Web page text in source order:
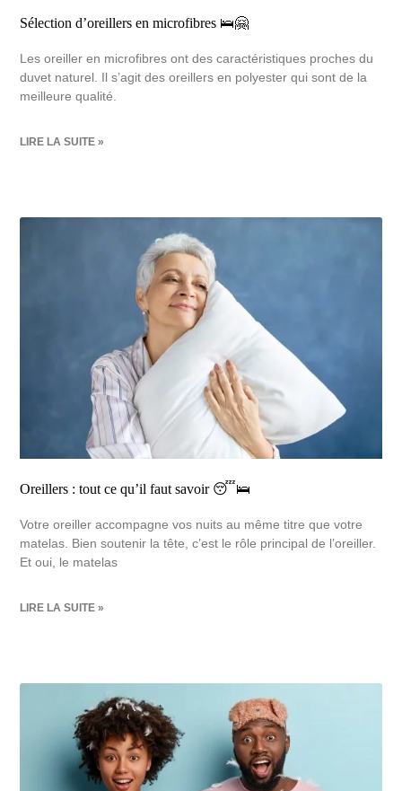
Sélection d’oreillers en microfibres 🛌🤗
Les oreiller en microfibres ont des caractéristiques proches du
duvet naturel. Il s’agit des oreillers en polyester qui sont de la
meilleure qualité.
LIRE LA SUITE »
Oreillers : tout ce qu’il faut savoir 😴🛌
Votre oreiller accompagne vos nuits au même titre que votre
matelas. Bien soutenir la tête, c’est le rôle principal de l’oreiller.
Et oui, le matelas
LIRE LA SUITE »